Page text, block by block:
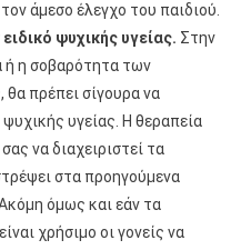
άμεσο έλεγχο του παιδιού.
ψυχικής υγείας. Στην
ή η σοβαρότητα των
πρέπει σίγουρα να
υγείας. Η θεραπεία
να διαχειριστεί τα
στα προηγούμενα
όμως και εάν τα
χρήσιμο οι γονείς να